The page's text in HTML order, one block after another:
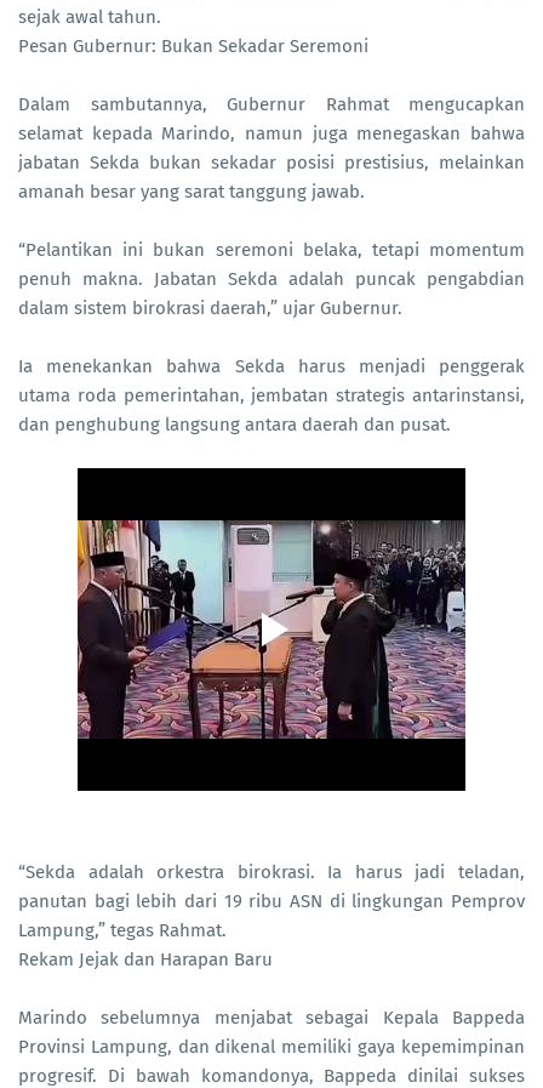
sejak awal tahun.
Pesan Gubernur: Bukan Sekadar Seremoni
Dalam sambutannya, Gubernur Rahmat mengucapkan
selamat kepada Marindo, namun juga menegaskan bahwa
jabatan Sekda bukan sekadar posisi prestisius, melainkan
amanah besar yang sarat tanggung jawab.
“Pelantikan ini bukan seremoni belaka, tetapi momentum
penuh makna. Jabatan Sekda adalah puncak pengabdian
dalam sistem birokrasi daerah,” ujar Gubernur.
Ia menekankan bahwa Sekda harus menjadi penggerak
utama roda pemerintahan, jembatan strategis antarinstansi,
dan penghubung langsung antara daerah dan pusat.
“Sekda adalah orkestra birokrasi. Ia harus jadi teladan,
panutan bagi lebih dari 19 ribu ASN di lingkungan Pemprov
Lampung,” tegas Rahmat.
Rekam Jejak dan Harapan Baru
Marindo sebelumnya menjabat sebagai Kepala Bappeda
Provinsi Lampung, dan dikenal memiliki gaya kepemimpinan
progresif. Di bawah komandonya, Bappeda dinilai sukses